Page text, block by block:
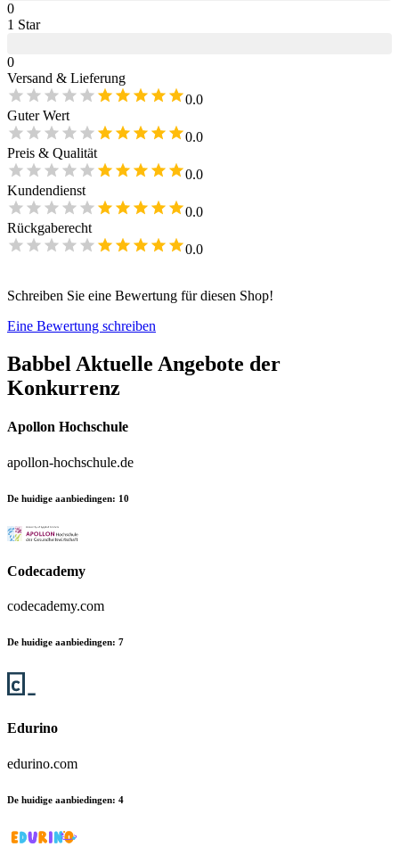
0
1 Star
0
Versand & Lieferung
0.0
Guter Wert
0.0
Preis & Qualität
0.0
Kundendienst
0.0
Rückgaberecht
0.0
Schreiben Sie eine Bewertung für diesen Shop!
Eine Bewertung schreiben
Babbel Aktuelle Angebote der
Konkurrenz
Apollon Hochschule
apollon-hochschule.de
De huidige aanbiedingen: 10
Codecademy
codecademy.com
De huidige aanbiedingen: 7
Edurino
edurino.com
De huidige aanbiedingen: 4